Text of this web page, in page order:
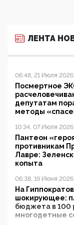
ЛЕНТА
06:48, 21 Июля 2026
Посмертное
депутатам
методы
10:34, 07 Июля 2026
Пантеон
противникам
Лавре:
копыта
06:38, 19 Июня 2026
На
шокирующее:
бюджета в 100
многодетные